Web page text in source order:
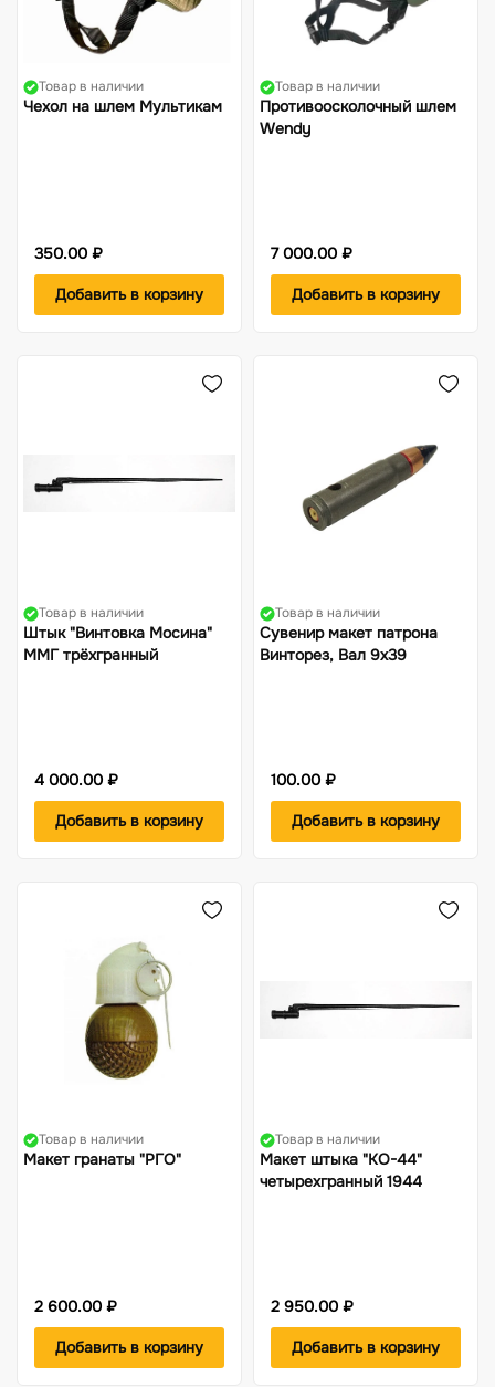
Товар в наличии
Чехол на шлем Мультикам
350.00 ₽
Добавить в корзину
Товар в наличии
Противоосколочный шлем
Wendy
7 000.00 ₽
Добавить в корзину
Товар в наличии
Штык "Винтовка Мосина"
ММГ трёхгранный
4 000.00 ₽
Добавить в корзину
Товар в наличии
Сувенир макет патрона
Винторез, Вал 9х39
100.00 ₽
Добавить в корзину
Товар в наличии
Макет гранаты "РГО"
2 600.00 ₽
Добавить в корзину
Товар в наличии
Макет штыка "КО-44"
четырехгранный 1944
2 950.00 ₽
Добавить в корзину